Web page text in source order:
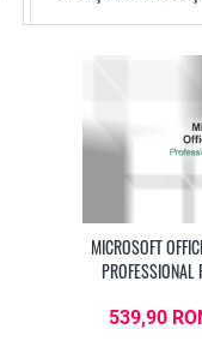
MICROSOFT
PROFESSIONAL
539,90